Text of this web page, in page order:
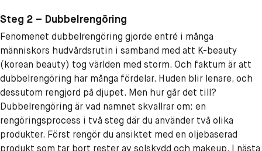
Steg 2 – Dubbelrengöring
Fenomenet dubbelrengöring gjorde entré i många
människors hudvårdsrutin i samband med att K-beauty
(korean beauty) tog världen med storm. Och faktum är att
dubbelrengöring har många fördelar. Huden blir lenare, och
dessutom rengjord på djupet. Men hur går det till?
Dubbelrengöring är vad namnet skvallrar om: en
rengöringsprocess i två steg där du använder två olika
produkter. Först rengör du ansiktet med en oljebaserad
produkt som tar bort rester av solskydd och makeup. I nästa